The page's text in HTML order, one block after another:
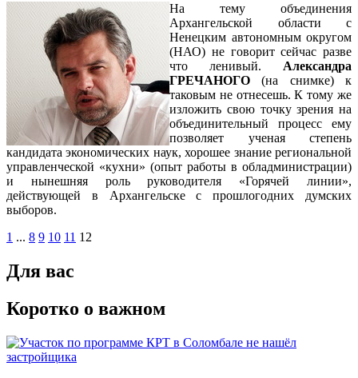
На тему объединения
Архангельской области с
Ненецким автономным округом
(НАО) не говорит сейчас разве
что ленивый. Александра
ГРЕЧАНОГО (на снимке) к
таковым не отнесешь. К тому же
изложить свою точку зрения на
объединительный процесс ему
позволяет ученая степень
кандидата экономических наук, хорошее знание региональной
управленческой «кухни» (опыт работы в обладминистрации)
и нынешняя роль руководителя «Горячей линии»,
действующей в Архангельске с прошлогодних думских
выборов.
1 ... 8 9 10 11 12
Для вас
Коротко о важном